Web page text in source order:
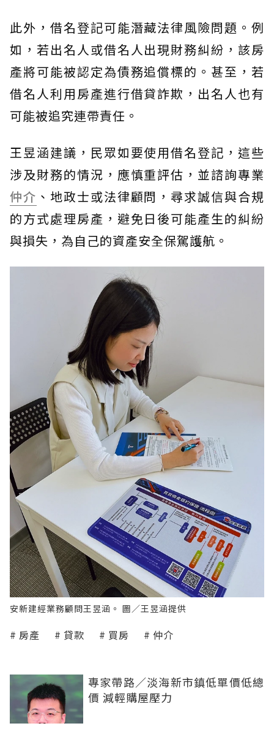
此外，借名登記可能潛藏法律風險問題。例
如，若出名人或借名人出現財務糾紛，該房
產將可能被認定為債務追償標的。甚至，若
借名人利用房產進行借貸詐欺，出名人也有
可能被追究連帶責任。
王昱涵建議，民眾如要使用借名登記，這些
涉及財務的情況，應慎重評估，並諮詢專業
仲介 、地政士或法律顧問，尋求誠信與合規
的方式處理房產，避免日後可能產生的糾紛
與損失，為自己的資產安全保駕護航。
安新建經業務顧問王昱涵。 圖／王昱涵提供
房產 貸款 買房 仲介
專家帶路／淡海新市鎮低單價低總
價 減輕購屋壓力